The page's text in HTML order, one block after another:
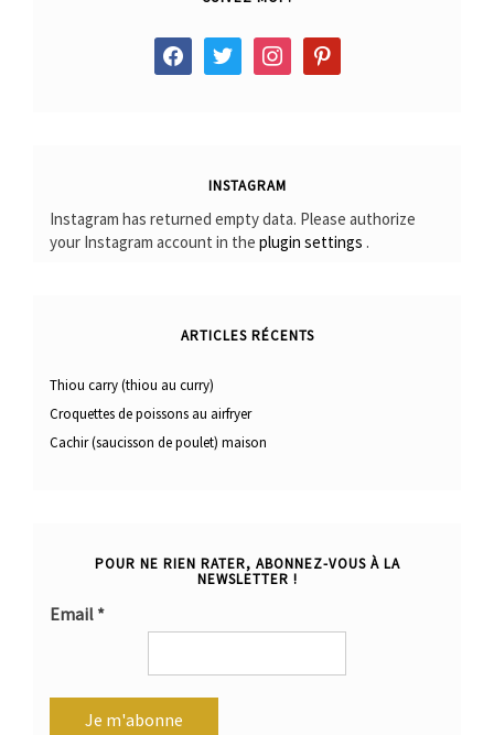
facebook twitter instagram pinterest
INSTAGRAM
Instagram has returned empty data. Please authorize
your Instagram account in the plugin settings .
ARTICLES RÉCENTS
Thiou carry (thiou au curry)
Croquettes de poissons au airfryer
Cachir (saucisson de poulet) maison
POUR NE RIEN RATER, ABONNEZ-VOUS À LA
NEWSLETTER !
Email *